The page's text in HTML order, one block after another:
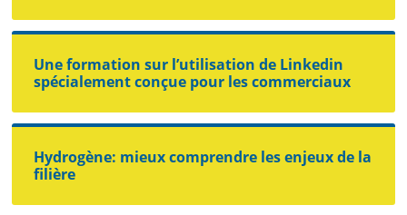
Une formation sur l’utilisation de Linkedin
spécialement conçue pour les commerciaux
Hydrogène: mieux comprendre les enjeux de la
filière